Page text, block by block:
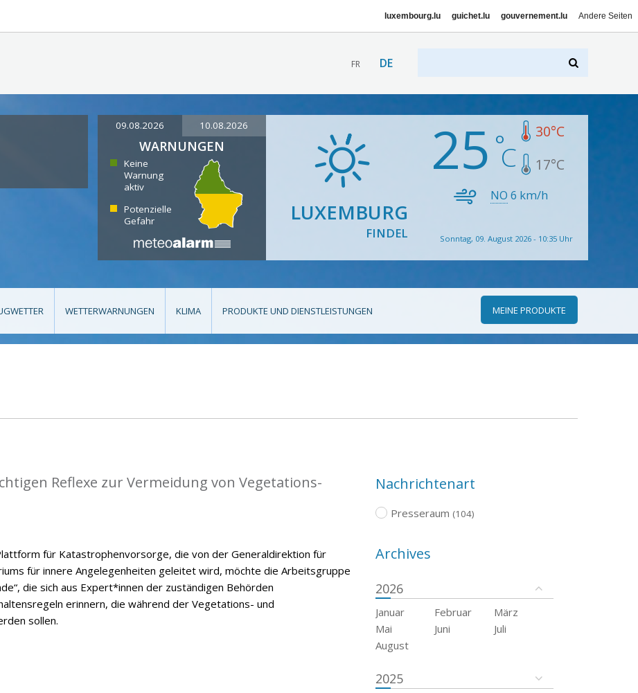
luxembourg.lu guichet.lu gouvernement.lu Andere Seiten
FR DE
09.08.2026 10.08.2026
WARNUNGEN
Keine
Warnung
aktiv
Potenzielle
Gefahr
LUXEMBURG
FINDEL
25 30°C
17°C
NO 6 km/h
Sonntag, 09. August 2026 - 10:35 Uhr
WETTERWARNUNGEN KLIMA PRODUKTE UND DIENSTLEISTUNGEN MEINE PRODUKTE
Reflexe zur Vermeidung von Vegetations-
für Katastrophenvorsorge, die von der Generaldirektion für
für innere Angelegenheiten geleitet wird, möchte die Arbeitsgruppe
die sich aus Expert*innen der zuständigen Behörden
erinnern, die während der Vegetations- und
sollen.
Nachrichtenart
Presseraum (104)
Archives
2026
Januar Februar
März
Mai
Juni
Juli
August
2025